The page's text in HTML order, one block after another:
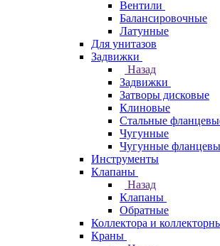
Вентили
Балансировочные
Латунные
Для унитазов
Задвижки
Назад
Задвижки
Затворы дисковые
Клиновые
Стальные
Чугунные
Чугунные
Инструменты
Клапаны
Назад
Клапаны
Обратные
Коллектора и
Краны